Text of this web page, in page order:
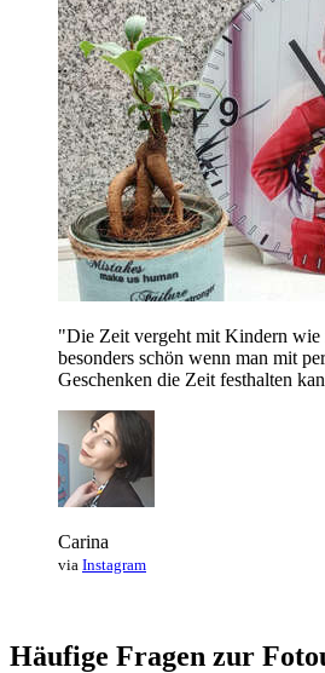
"Die Zeit vergeht mit Kindern wie
besonders schön wenn man mit
Geschenken die Zeit festhalten
Carina
via Instagram
Häufige Fragen zur